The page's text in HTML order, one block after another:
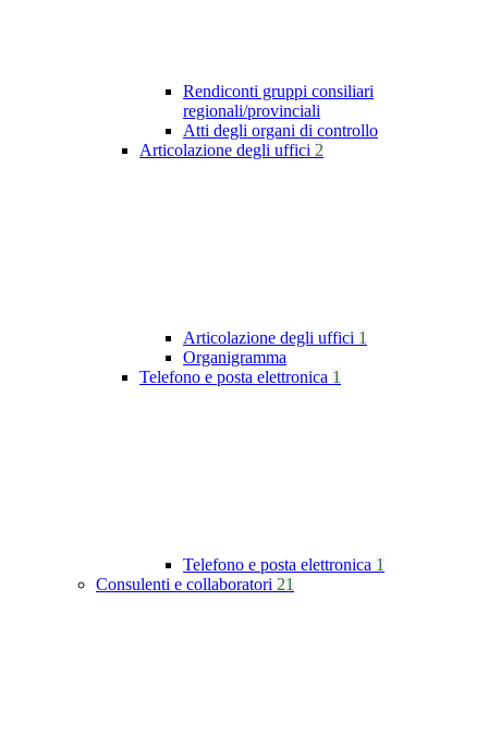
Rendiconti gruppi consiliari
regionali/provinciali
Atti degli organi di controllo
Articolazione degli uffici 2
Articolazione degli uffici 1
Organigramma
Telefono e posta elettronica 1
Telefono e posta elettronica 1
Consulenti e collaboratori 21